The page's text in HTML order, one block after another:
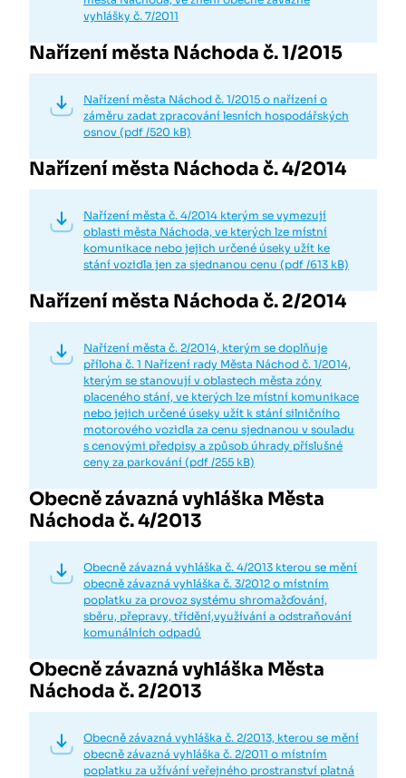
vyhlášky č. 7/2011
Nařízení města Náchoda č. 1/2015
Nařízení města Náchod č. 1/2015 o nařízení o
záměru zadat zpracování lesních hospodářských
osnov (pdf /520 kB)
Nařízení města Náchoda č. 4/2014
Nařízení města č. 4/2014 kterým se vymezují
oblasti města Náchoda, ve kterých lze místní
komunikace nebo jejich určené úseky užít ke
stání vozidla jen za sjednanou cenu (pdf /613 kB)
Nařízení města Náchoda č. 2/2014
Nařízení města č. 2/2014, kterým se doplňuje
příloha č. 1 Nařízení rady Města Náchod č. 1/2014,
kterým se stanovují v oblastech města zóny
placeného stání, ve kterých lze místní komunikace
nebo jejich určené úseky užít k stání silničního
motorového vozidla za cenu sjednanou v souladu
s cenovými předpisy a způsob úhrady příslušné
ceny za parkování (pdf /255 kB)
Obecně závazná vyhláška Města
Náchoda č. 4/2013
Obecně závazná vyhláška č. 4/2013 kterou se mění
obecně závazná vyhláška č. 3/2012 o místním
poplatku za provoz systému shromažďování,
sběru, přepravy, třídění,využívání a odstraňování
komunálních odpadů
Obecně závazná vyhláška Města
Náchoda č. 2/2013
Obecně závazná vyhláška č. 2/2013, kterou se mění
obecně závazná vyhláška č. 2/2011 o místním
poplatku za užívání veřejného prostranství platná